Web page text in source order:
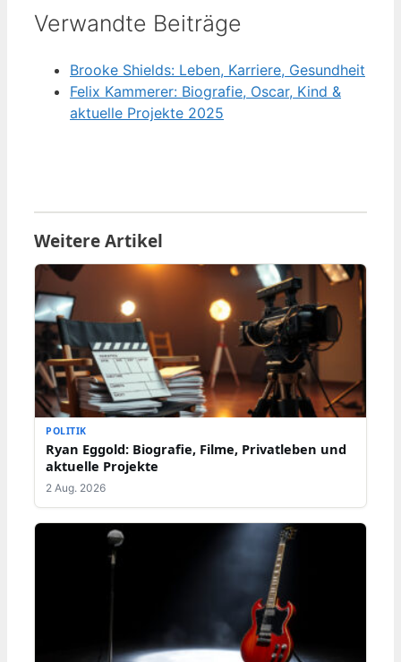
Verwandte Beiträge
Brooke Shields: Leben, Karriere, Gesundheit
Felix Kammerer: Biografie, Oscar, Kind &
aktuelle Projekte 2025
Weitere Artikel
POLITIK
Ryan Eggold: Biografie, Filme, Privatleben und
aktuelle Projekte
2 Aug. 2026